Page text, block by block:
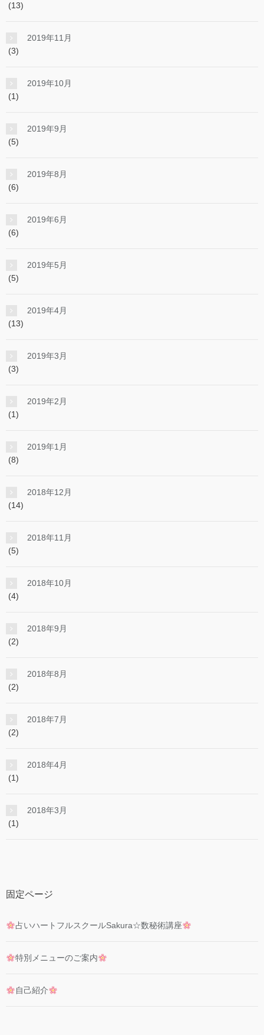
(13)
2019年11月
(3)
2019年10月
(1)
2019年9月
(5)
2019年8月
(6)
2019年6月
(6)
2019年5月
(5)
2019年4月
(13)
2019年3月
(3)
2019年2月
(1)
2019年1月
(8)
2018年12月
(14)
2018年11月
(5)
2018年10月
(4)
2018年9月
(2)
2018年8月
(2)
2018年7月
(2)
2018年4月
(1)
2018年3月
(1)
固定ページ
占いハートフルスクールSakura☆数秘術講座
特別メニューのご案内
自己紹介